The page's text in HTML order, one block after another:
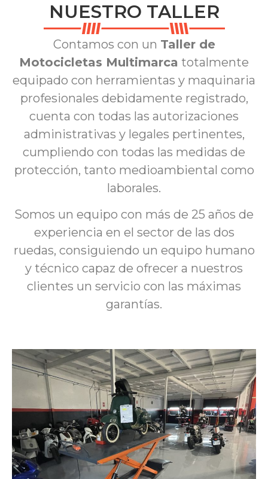
NUESTRO TALLER
Contamos con un Taller de
Motocicletas Multimarca totalmente
equipado con herramientas y maquinaria
profesionales debidamente registrado,
cuenta con todas las autorizaciones
administrativas y legales pertinentes,
cumpliendo con todas las medidas de
protección, tanto medioambiental como
laborales.
Somos un equipo con más de 25 años de
experiencia en el sector de las dos
ruedas, consiguiendo un equipo humano
y técnico capaz de ofrecer a nuestros
clientes un servicio con las máximas
garantías.